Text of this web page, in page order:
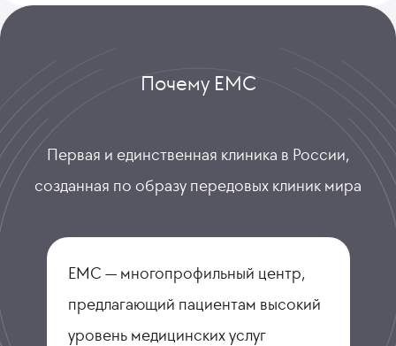
Почему ЕМС
Первая и единственная клиника в России,
созданная по образу передовых клиник мира
ЕМС — многопрофильный центр,
предлагающий пациентам высокий
уровень медицинских услуг